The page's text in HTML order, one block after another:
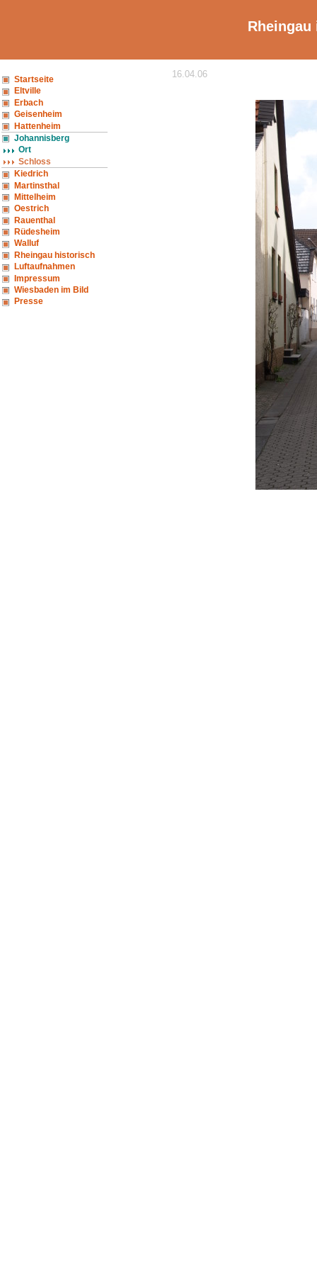
Startseite
Eltville
Erbach
Geisenheim
Hattenheim
Johannisberg
Ort
Schloss
Kiedrich
Martinsthal
Mittelheim
Oestrich
Rauenthal
Rüdesheim
Walluf
Rheingau historisch
Luftaufnahmen
Impressum
Wiesbaden im Bild
Presse
16.04.06